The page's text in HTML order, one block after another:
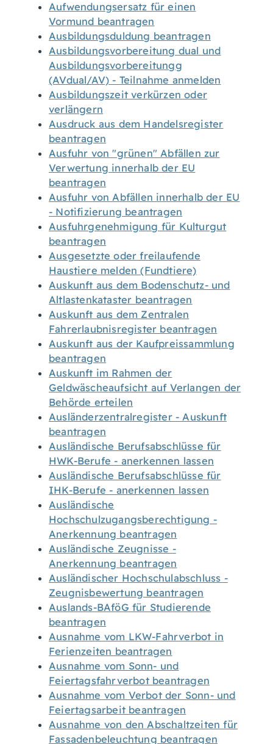
Aufwendungsersatz für einen
Vormund beantragen
Ausbildungsduldung beantragen
Ausbildungsvorbereitung dual und
Ausbildungsvorbereitungg
(AVdual/AV) - Teilnahme anmelden
Ausbildungszeit verkürzen oder
verlängern
Ausdruck aus dem Handelsregister
beantragen
Ausfuhr von "grünen" Abfällen zur
Verwertung innerhalb der EU
beantragen
Ausfuhr von Abfällen innerhalb der EU
- Notifizierung beantragen
Ausfuhrgenehmigung für Kulturgut
beantragen
Ausgesetzte oder freilaufende
Haustiere melden (Fundtiere)
Auskunft aus dem Bodenschutz- und
Altlastenkataster beantragen
Auskunft aus dem Zentralen
Fahrerlaubnisregister beantragen
Auskunft aus der Kaufpreissammlung
beantragen
Auskunft im Rahmen der
Geldwäscheaufsicht auf Verlangen der
Behörde erteilen
Ausländerzentralregister - Auskunft
beantragen
Ausländische Berufsabschlüsse für
HWK-Berufe - anerkennen lassen
Ausländische Berufsabschlüsse für
IHK-Berufe - anerkennen lassen
Ausländische
Hochschulzugangsberechtigung -
Anerkennung beantragen
Ausländische Zeugnisse -
Anerkennung beantragen
Ausländischer Hochschulabschluss -
Zeugnisbewertung beantragen
Auslands-BAföG für Studierende
beantragen
Ausnahme vom LKW-Fahrverbot in
Ferienzeiten beantragen
Ausnahme vom Sonn- und
Feiertagsfahrverbot beantragen
Ausnahme vom Verbot der Sonn- und
Feiertagsarbeit beantragen
Ausnahme von den Abschaltzeiten für
Fassadenbeleuchtung beantragen